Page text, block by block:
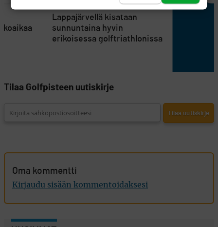
Lappajärvellä kisataan
sunnuntaina hyvin
erikoisessa golftriathlonissa
Tilaa Golfpisteen uutiskirje
Oma kommentti
Kirjaudu sisään kommentoidaksesi